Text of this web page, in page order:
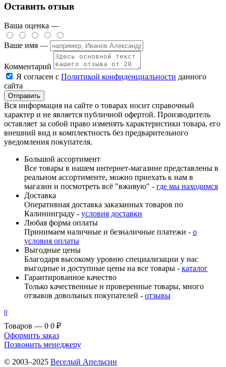
Оставить отзыв
Ваша оценка —
Ваше имя —
Комментарий
Я согласен с Политикой конфиденциальности данного
сайта
Вся информация на сайте о товарах носит справочный
характер и не является публичной офертой. Производитель
оставляет за собой право изменять характеристики товара, его
внешний вид и комплектность без предварительного
уведомления покупателя.
Большой ассортимент
Все товары в нашем интернет-магазине представлены в
реальном ассортименте, можно приехать к нам в
магазин и посмотреть всё "вживую" - где мы находимся
Доставка
Оперативная доставка заказанных товаров по
Калининграду - условия доставки
Любая форма оплаты
Принимаем наличные и безналичные платежи - о
условия оплаты
Выгодные цены
Благодаря высокому уровню специализации у нас
выгодные и доступные цены на все товары - каталог
Гарантированное качество
Только качественные и проверенные товары, много
отзывов довольных покупателей - отзывы
0
Товаров — 0 0 ₽
Оформить заказ
Позвонить менеджеру
© 2003–2025 Веселый Апельсин